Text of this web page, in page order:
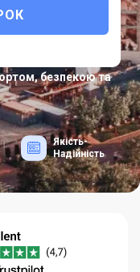
безпекою та
Якість-
Надійність